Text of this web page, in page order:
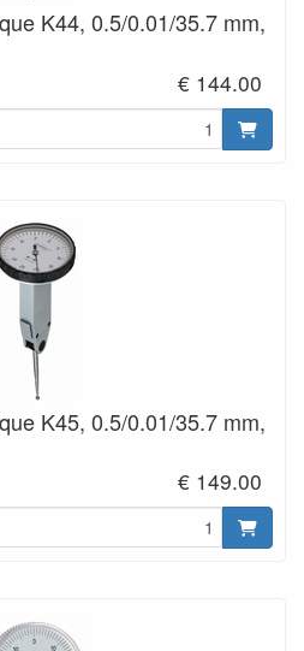
K44, 0.5/0.01/35.7 mm,
€ 144.00
K45, 0.5/0.01/35.7 mm,
€ 149.00